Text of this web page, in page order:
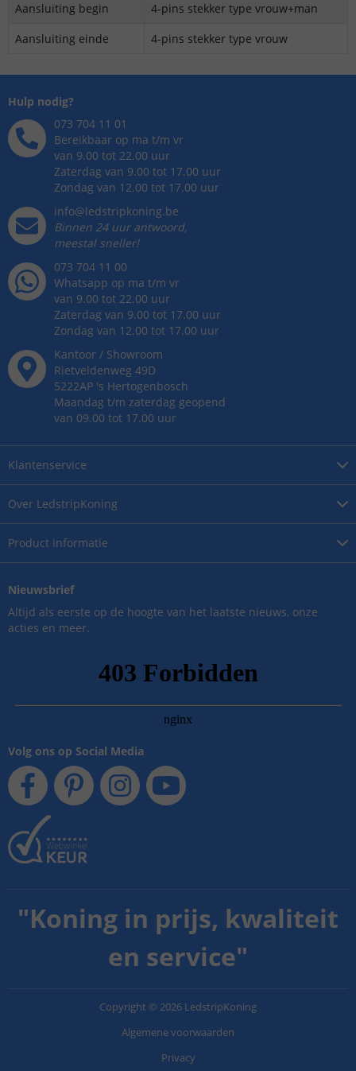
Aansluiting begin
4-pins stekker type vrouw+man
Aansluiting einde
4-pins stekker type vrouw
Over LedstripKoning
Product informatie
Klantenservice
Hulp nodig?
073 704 11 01
Bereikbaar op ma t/m vr
van 9.00 tot 22.00 uur
Zaterdag van 9.00 tot 17.00 uur
Zondag van 12.00 tot 17.00 uur
info@ledstripkoning.be
Binnen 24 uur antwoord,
meestal sneller!
073 704 11 00
Whatsapp op ma t/m vr
van 9.00 tot 22.00 uur
Zaterdag van 9.00 tot 17.00 uur
Zondag van 12.00 tot 17.00 uur
Kantoor / Showroom
Rietveldenweg 49D
5222AP 's Hertogenbosch
Maandag t/m zaterdag geopend
van 09.00 tot 17.00 uur
Nieuwsbrief
Altijd als eerste op de hoogte van het laatste nieuws, onze
acties en meer.
Volg ons op Social Media
"Koning in prijs, kwaliteit
en service"
Copyright © 2026 LedstripKoning
Algemene voorwaarden
Privacy